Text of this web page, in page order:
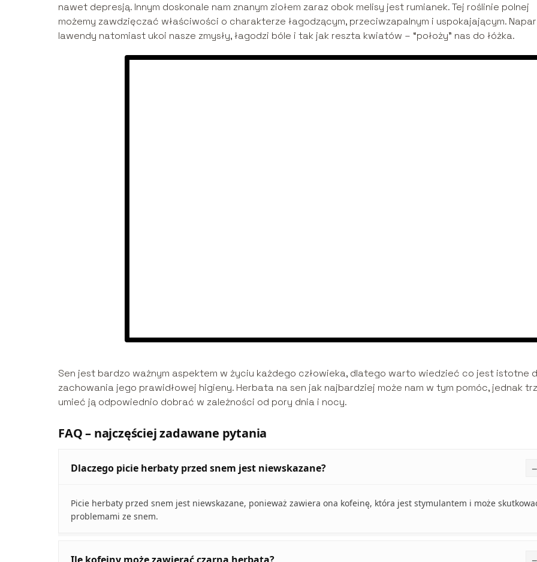
nawet depresją. Innym doskonale nam znanym ziołem zaraz obok melisy jest rumianek. Tej roślinie polnej
możemy zawdzięczać właściwości o charakterze łagodzącym, przeciwzapalnym i uspokajającym.
lawendy natomiast ukoi nasze zmysły, łagodzi bóle i tak jak reszta kwiatów – “położy” nas do łóżka.
Sen jest bardzo ważnym aspektem w życiu każdego człowieka, dlatego warto wiedzieć co jest istotne
zachowania jego prawidłowej higieny. Herbata na sen jak najbardziej może nam w tym pomóc, jednak
umieć ją odpowiednio dobrać w zależności od pory dnia i nocy.
FAQ – najczęściej zadawane pytania
Dlaczego picie herbaty przed snem jest niewskazane?
Picie herbaty przed snem jest niewskazane, ponieważ zawiera ona kofeinę, która jest stymulantem i może
problemami ze snem.